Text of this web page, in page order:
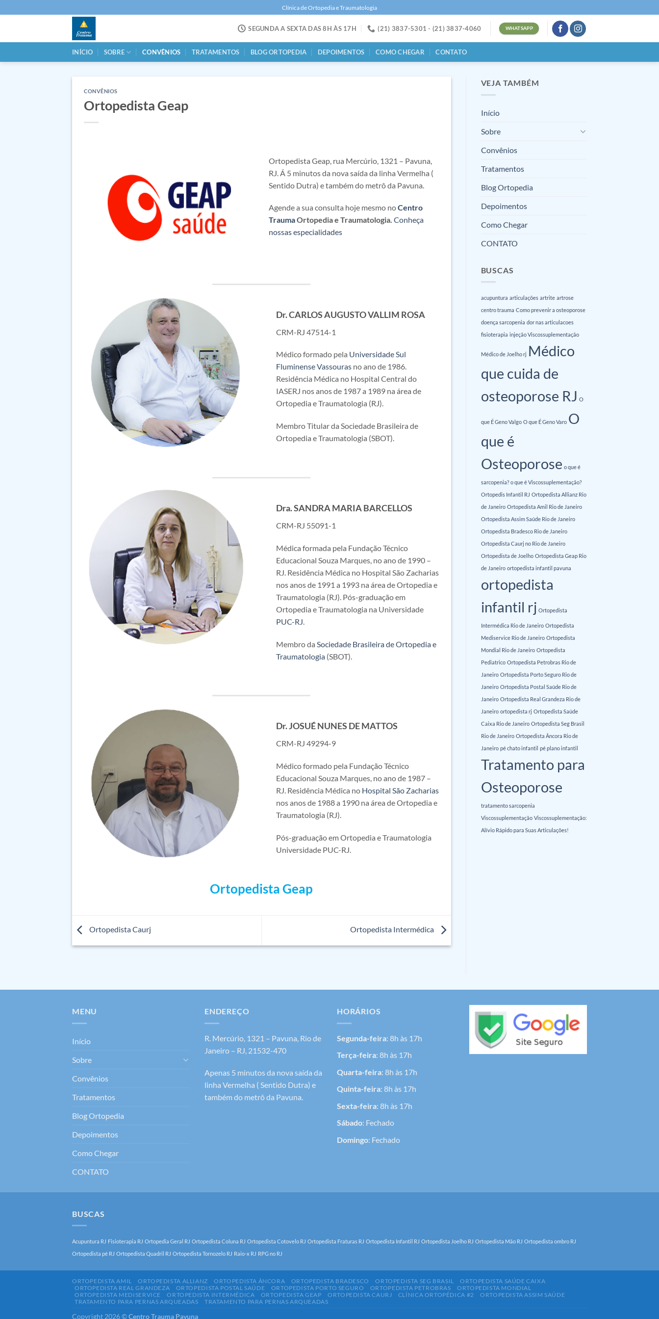
to
Clínica de Ortopedia e Traumatologia
SEGUNDA A SEXTA DAS 8H ÀS 17H (21) 3837-5301 - (21) 3837-4060 WHATSAPP
INÍCIO SOBRE CONVÊNIOS TRATAMENTOS BLOG ORTOPEDIA DEPOIMENTOS COMO CHEGAR CONTATO
CONVÊNIOS
Ortopedista Geap
Ortopedista Geap, rua Mercúrio, 1321 – Pavuna,
RJ. Á 5 minutos da nova saída da linha Vermelha (
Sentido Dutra) e também do metrô da Pavuna.
Agende a sua consulta hoje mesmo noCentro
TraumaOrtopedia e Traumatologia.Conheça
nossas especialidades
Dr. CARLOS AUGUSTO VALLIM ROSA
CRM-RJ 47514-1
Médico formado pela Universidade Sul
Fluminense Vassouras no ano de 1986.
Residência Médica no Hospital Central do
IASERJ nos anos de 1987 a 1989 na área de
Ortopedia e Traumatologia (RJ).
Membro Titular da Sociedade Brasileira de
Ortopedia e Traumatologia (SBOT).
Dra. SANDRA MARIA BARCELLOS
CRM-RJ 55091-1
Médica formada pela Fundação Técnico
Educacional Souza Marques, no ano de 1990 –
RJ. Residência Médica no Hospital São Zacharias
nos anos de 1991 a 1993 na área de Ortopedia e
Traumatologia (RJ). Pós-graduação em
Ortopedia e Traumatologia na Universidade
PUC-RJ.
Membro da Sociedade Brasileira de Ortopedia e
Traumatologia (SBOT).
Dr. JOSUÉ NUNES DE MATTOS
CRM-RJ 49294-9
Médico formado pela Fundação Técnico
Educacional Souza Marques, no ano de 1987 –
RJ. Residência Médica no Hospital São Zacharias
nos anos de 1988 a 1990 na área de Ortopedia e
Traumatologia (RJ).
Pós-graduação em Ortopedia e Traumatologia
Universidade PUC-RJ.
Ortopedista Geap
Ortopedista Caurj Ortopedista Intermédica
VEJA TAMBÉM
Início
Sobre
Convênios
Tratamentos
Blog Ortopedia
Depoimentos
Como Chegar
CONTATO
BUSCAS
acupuntura articulações artrite artrose
centro trauma Como prevenir a osteoporose
doença sarcopenia dor nas articulacoes
fisioterapia injeção Viscossuplementação
Médico de Joelho rj Médico
que cuida de
osteoporose RJ O
que É Geno Valgo O que É Geno Varo O
que é
Osteoporose o que é
sarcopenia? o que é Viscossuplementação?
Ortopedis Infantil RJ Ortopedista Allianz Rio
de Janeiro Ortopedista Amil Rio de Janeiro
Ortopedista Assim Saúde Rio de Janeiro
Ortopedista Bradesco Rio de Janeiro
Ortopedista Caurj no Rio de Janeiro
Ortopedista de Joelho Ortopedista Geap Rio
de Janeiro ortopedista infantil pavuna
ortopedista
infantil rj Ortopedista
Intermédica Rio de Janeiro Ortopedista
Mediservice Rio de Janeiro Ortopedista
Mondial Rio de Janeiro Ortopedista
Pediatrico Ortopedista Petrobras Rio de
Janeiro Ortopedista Porto Seguro Rio de
Janeiro Ortopedista Postal Saúde Rio de
Janeiro Ortopedista Real Grandeza Rio de
Janeiro ortopedista rj Ortopedista Saúde
Caixa Rio de Janeiro Ortopedista Seg Brasil
Rio de Janeiro Ortopedista Âncora Rio de
Janeiro pé chato infantil pé plano infantil
Tratamento para
Osteoporose
tratamento sarcopenia
Viscossuplementação Viscossuplementação:
Alívio Rápido para Suas Articulações!
MENU
Início
Sobre
Convênios
Tratamentos
Blog Ortopedia
Depoimentos
Como Chegar
CONTATO
ENDEREÇO
R. Mercúrio, 1321 – Pavuna, Rio de
Janeiro – RJ, 21532-470
Apenas 5 minutos da nova saída da
linha Vermelha ( Sentido Dutra) e
também do metrô da Pavuna.
HORÁRIOS
Segunda-feira: 8h às 17h
Terça-feira: 8h às 17h
Quarta-feira: 8h às 17h
Quinta-feira: 8h às 17h
Sexta-feira: 8h às 17h
Sábado: Fechado
Domingo: Fechado
BUSCAS
Acupuntura RJ Fisioterapia RJ Ortopedia Geral RJ Ortopedista Coluna RJ Ortopedista Cotovelo RJ Ortopedista Fraturas RJ Ortopedista Infantil RJ Ortopedista Joelho RJ Ortopedista Mão RJ Ortopedista ombro RJ
Ortopedista pé RJ Ortopedista Quadril RJ Ortopedista Tornozelo RJ Raio-x RJ RPG no RJ
ORTOPEDISTA AMIL ORTOPEDISTA ALLIANZ ORTOPEDISTA ÂNCORA ORTOPEDISTA BRADESCO ORTOPEDISTA SEG BRASIL
ORTOPEDISTA SAÚDE CAIXA
ORTOPEDISTA REAL GRANDEZA
ORTOPEDISTA POSTAL SAÚDE ORTOPEDISTA PORTO SEGURO ORTOPEDISTA PETROBRAS
ORTOPEDISTA MONDIAL
ORTOPEDISTA MEDISERVICE
ORTOPEDISTA INTERMÉDICA ORTOPEDISTA GEAP ORTOPEDISTA CAURJ CLÍNICA ORTOPÉDICA #2
ORTOPEDISTA ASSIM SAÚDE
TRATAMENTO PARA PERNAS ARQUEADAS
TRATAMENTO PARA PERNAS ARQUEADAS
Copyright 2026 ©Centro Trauma Pavuna